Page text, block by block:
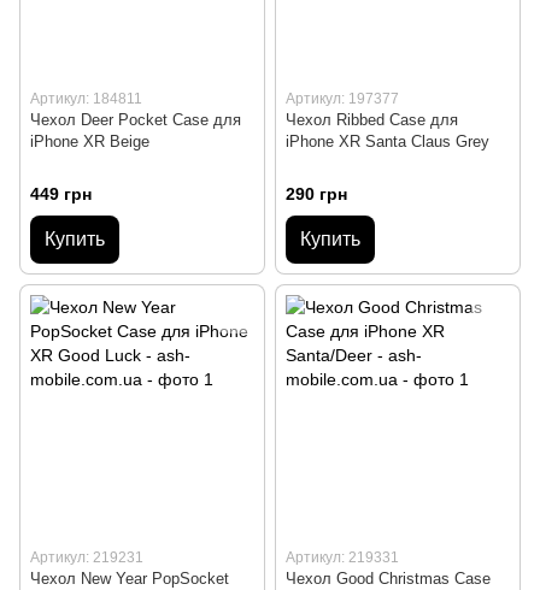
Артикул: 184811
Чехол Deer Pocket Case для
iPhone XR Beige
449 грн
Купить
Артикул: 197377
Чехол Ribbed Case для
iPhone XR Santa Claus Grey
290 грн
Купить
Артикул: 219231
Чехол New Year PopSocket
Артикул: 219331
Чехол Good Christmas Case